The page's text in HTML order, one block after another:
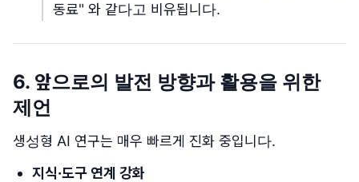
동료" 와 같다고 비유됩니다.
6. 앞으로의 발전 방향과 활용을 위한
제언
생성형 AI 연구는 매우 빠르게 진화 중입니다.
지식·도구 연계 강화